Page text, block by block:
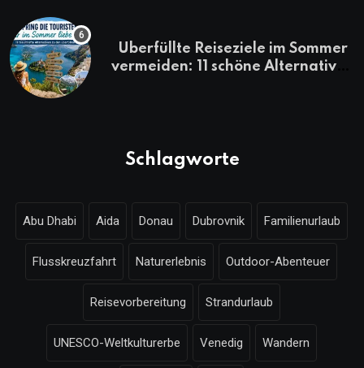
Überfüllte Reiseziele im Sommer
vermeiden: 11 schöne Alternativen
Schlagworte
Abu Dhabi Aida Donau Dubrovnik Familienurlaub
Flusskreuzfahrt Naturerlebnis Outdoor-Abenteuer
Reisevorbereitung Strandurlaub
UNESCO-Weltkulturerbe Venedig Wandern